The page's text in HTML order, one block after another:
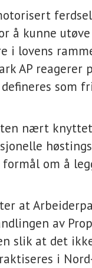
å kunne
i lovens
AP reagerer
som
nært
om å
at
av
slik at det
i